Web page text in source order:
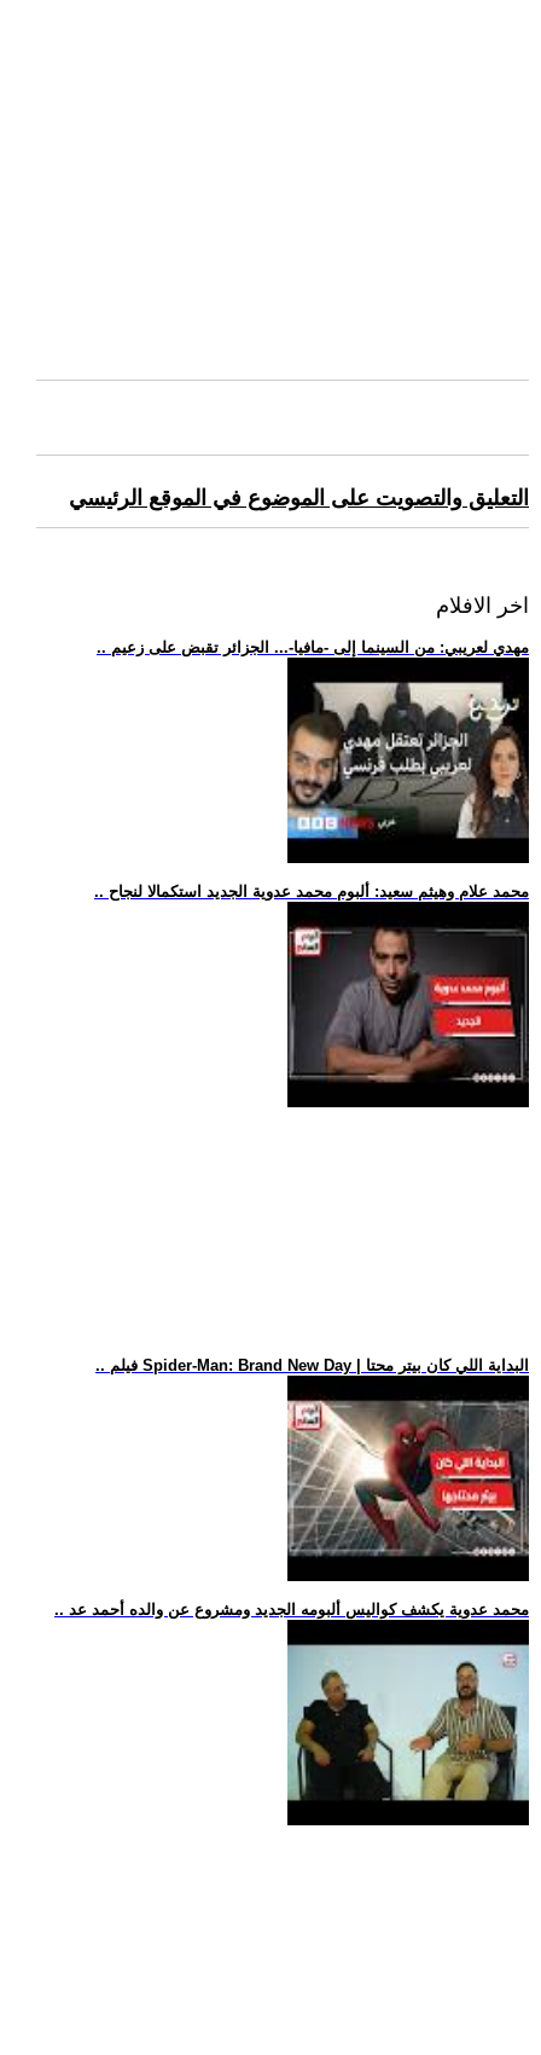
التعليق والتصويت على الموضوع في الموقع الرئيسي
اخر الافلام
.. مهدي لعريبي: من السينما إلى -مافيا-... الجزائر تقبض على زعيم
.. محمد علام وهيثم سعيد: ألبوم محمد عدوية الجديد استكمالا لنجاح
.. فيلم Spider-Man: Brand New Day | البداية اللي كان بيتر محتا
.. محمد عدوية يكشف كواليس ألبومه الجديد ومشروع عن والده أحمد عد